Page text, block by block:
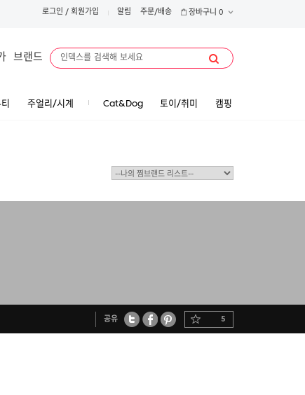
로그인 / 회원가입 알림 주문/배송 장바구니 0
브랜드
주얼리/시계 Cat&Dog 토이/취미 캠핑
공유 5